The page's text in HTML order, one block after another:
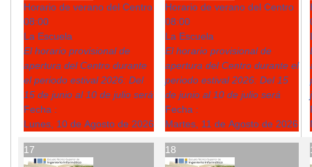
Horario de verano del Centro
08:00
La Escuela
El horario provisional de
apertura del Centro durante
el periodo estival 2026: Del
15 de junio al 10 de julio será
Fecha :
Lunes, 10 de Agosto de 2026
Horario de verano del Centro
08:00
La Escuela
El horario provisional de
apertura del Centro durante el
periodo estival 2026: Del 15
de junio al 10 de julio será
Fecha :
Martes, 11 de Agosto de 2026
17 18